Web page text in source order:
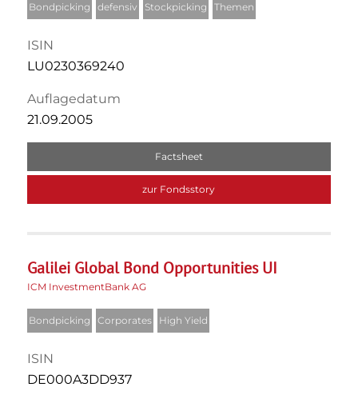
Bondpicking defensiv Stockpicking Themen
ISIN
LU0230369240
Auflagedatum
21.09.2005
Factsheet
zur Fondsstory
Galilei Global Bond Opportunities UI
ICM InvestmentBank AG
Bondpicking Corporates High Yield
ISIN
DE000A3DD937